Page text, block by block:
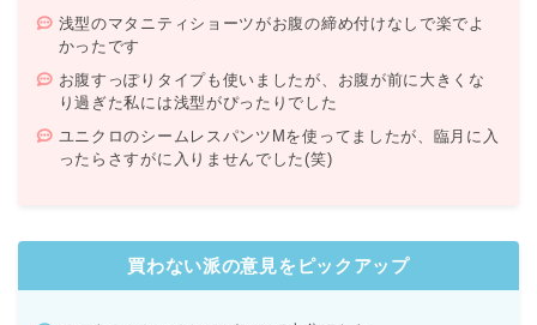
浅型のマタニティショーツがお腹の締め付けなしで楽でよ
かったです
お腹すっぽりタイプも使いましたが、お腹が前に大きくな
り過ぎた私には浅型がぴったりでした
ユニクロのシームレスパンツMを使ってましたが、臨月に入
ったらさすがに入りませんでした(笑)
買わない派の意見をピックアップ